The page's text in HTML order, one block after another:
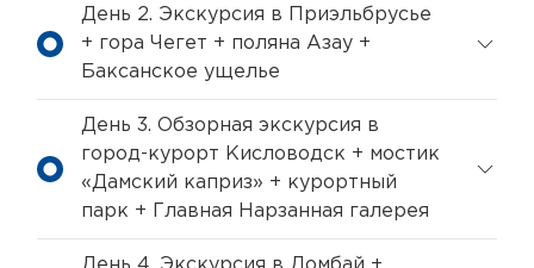
День 2. Экскурсия в Приэльбрусье
+ гора Чегет + поляна Азау +
Баксанское ущелье
День 3. Обзорная экскурсия в
город-курорт Кисловодск + мостик
«Дамский каприз» + курортный
парк + Главная Нарзанная галерея